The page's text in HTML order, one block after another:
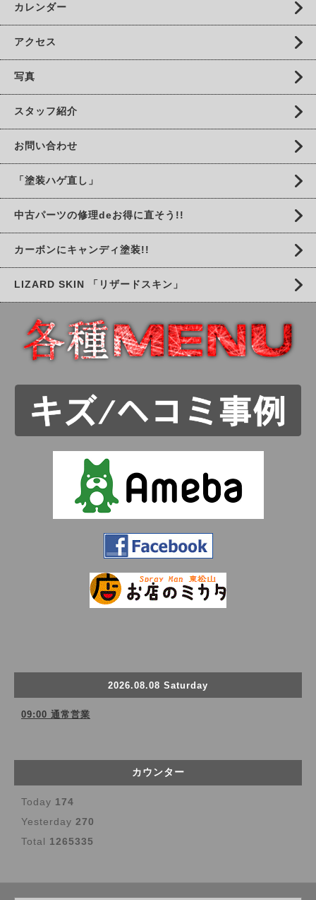
カレンダー
アクセス
写真
スタッフ紹介
お問い合わせ
「塗装ハゲ直し」
中古パーツの修理deお得に直そう!!
カーボンにキャンディ塗装!!
LIZARD SKIN 「リザードスキン」
2026.08.08 Saturday
09:00 通常営業
カウンター
Today 174
Yesterday 270
Total 1265335